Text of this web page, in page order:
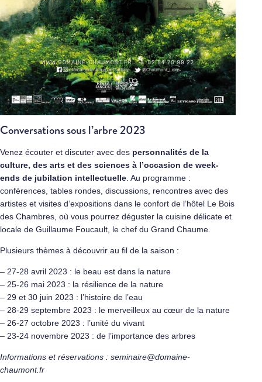
Conversations sous l’arbre 2023
Venez écouter et discuter avec des personnalités de la
culture, des arts et des sciences à l’occasion de week-
ends de jubilation intellectuelle. Au programme :
conférences, tables rondes, discussions, rencontres avec des
artistes et visites d’expositions dans le confort de l’hôtel Le Bois
des Chambres, où vous pourrez déguster la cuisine délicate et
locale de Guillaume Foucault, le chef du Grand Chaume.
Plusieurs thèmes à découvrir au fil de la saison :
– 27-28 avril 2023 : le beau est dans la nature
– 25-26 mai 2023 : la résilience de la nature
– 29 et 30 juin 2023 : l’histoire de l’eau
– 28-29 septembre 2023 : le merveilleux au cœur de la nature
– 26-27 octobre 2023 : l’unité du vivant
– 23-24 novembre 2023 : de l’importance des arbres
Informations et réservations : seminaire@domaine-
chaumont.fr